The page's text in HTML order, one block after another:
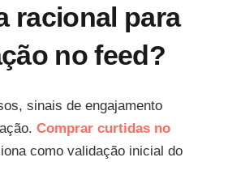
racional para
no feed?
sinais de engajamento
Comprar curtidas no
como validação inicial do